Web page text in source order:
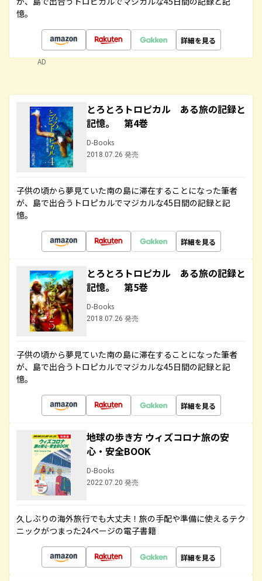
憶。
詳細を見る
AD
とろとろトロピカル ある旅の記録と
記憶。 第4巻
D-Books
2018.07.26 発売
子供の頃から夢見ていた南の島に滞在することになった筆者
が、島で出合うトロピカルでマジカルな45日間の記録と記
憶。
詳細を見る
とろとろトロピカル ある旅の記録と
記憶。 第5巻
D-Books
2018.07.26 発売
子供の頃から夢見ていた南の島に滞在することになった筆者
が、島で出合うトロピカルでマジカルな45日間の記録と記
憶。
詳細を見る
地球の歩き方 ウィズコロナ旅の安
心・安全BOOK
D-Books
2022.07.20 発売
久しぶりの海外旅行でも大丈夫！旅の手配や準備に使えるテク
ニックがつまった24ページの電子書籍
詳細を見る